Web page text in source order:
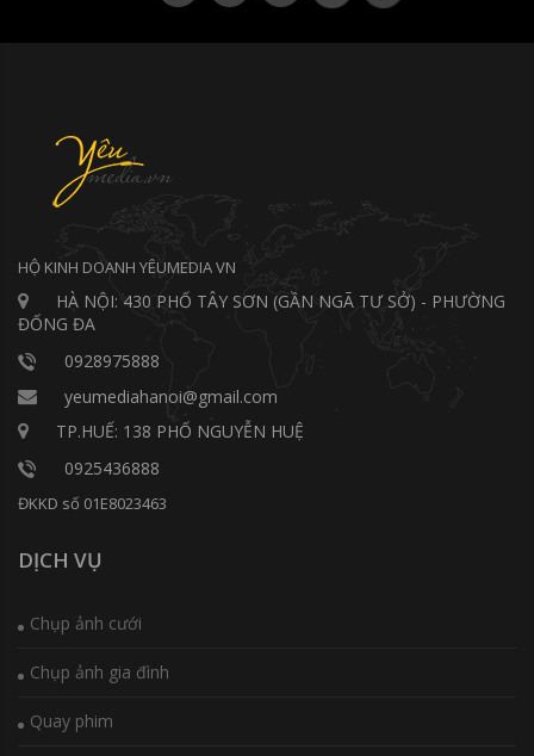
HỘ KINH DOANH YÊUMEDIA VN
HÀ NỘI: 430 PHỐ TÂY SƠN (GẦN NGÃ TƯ SỞ) - PHƯỜNG
ĐỐNG ĐA
0928975888
yeumediahanoi@gmail.com
TP.HUẾ: 138 PHỐ NGUYỄN HUỆ
0925436888
ĐKKD số 01E8023463
DỊCH VỤ
Chụp ảnh cưới
Chụp ảnh gia đình
Quay phim